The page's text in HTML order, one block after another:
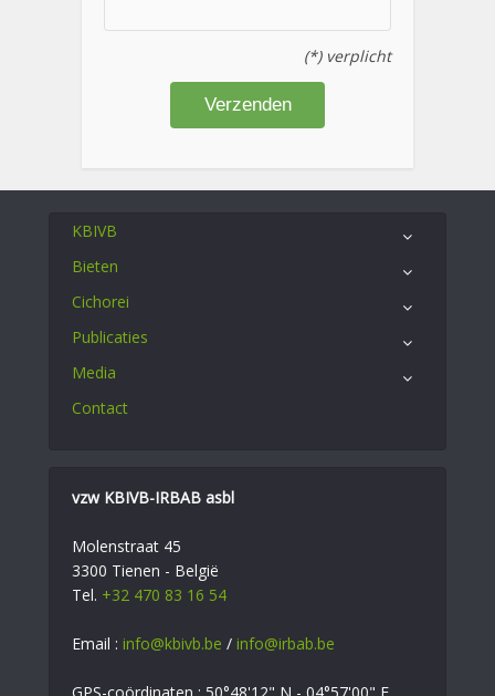
(*) verplicht
KBIVB
Bieten
Cichorei
Publicaties
Media
Contact
vzw KBIVB-IRBAB asbl
Molenstraat 45
3300 Tienen - België
Tel. +32 470 83 16 54
Email : info@kbivb.be / info@irbab.be